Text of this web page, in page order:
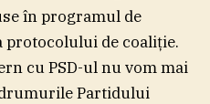
în programul de
protocolului de coaliţie.
cu PSD-ul nu vom mai
Partidului